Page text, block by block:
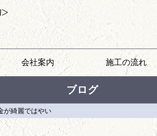
会社案内 施工の流れ
ブログ
が綺麗ではやい